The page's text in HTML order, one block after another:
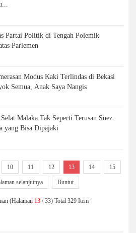
Partai Politik di Tengah Polemik
Parlemen
Modus Kaki Terlindas di Bekasi
Semua, Anak Saya Nangis
Malaka Tak Seperti Terusan Suez
yang Bisa Dipajaki
10 11 12 13 14 15
selanjutnya Buntut
(Halaman 13 / 33) Total 329 Item